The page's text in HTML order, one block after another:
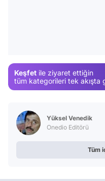
Keşfet ile ziyaret ettiğin
tüm kategorileri tek akışta
Yüksel Venedik
Onedio Editörü
Tüm